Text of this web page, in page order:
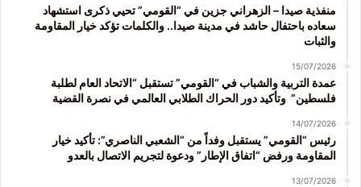
منفذية صيدا – الزهراني جزين في “القومي” تحيي ذكرى استشهاد
سعاده باحتفال حاشد في مدينة صيدا.. والكلمات تؤكد خيار المقاومة
والثبات
15/07/2026
عمدة التربية والشباب في “القومي” تستقبل “الاتحاد العام لطلبة
فلسطين” وتأكيد دور الحراك الطلابي العالمي في نصرة القضية
14/07/2026
رئيس “القومي” يستقبل وفداً من “الشعبي الناصري”: تأكيد خيار
المقاومة ورفض “اتفاق الإطار” ودعوة لتجريم الاتصال بالعدو
13/07/2026